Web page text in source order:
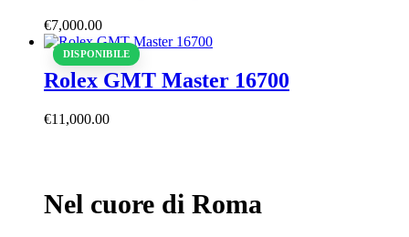
€7,000.00
DISPONIBILE
Rolex GMT Master 16700
€11,000.00
Nel cuore di Roma